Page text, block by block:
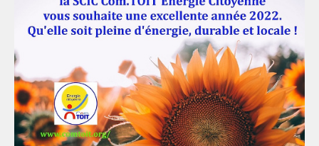
Suivi de la production de nos centrales solaires
La lettre d’infos